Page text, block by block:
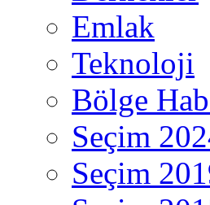
Emlak
Teknoloji
Bölge
Seçim
Seçim